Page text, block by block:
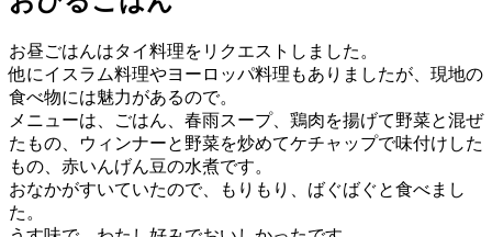
お昼ごはんはタイ料理をリクエストしました。
他にイスラム料理やヨーロッパ料理もありましたが、現地の
食べ物には魅力があるので。
メニューは、ごはん、春雨スープ、鶏肉を揚げて野菜と混ぜ
たもの、ウィンナーと野菜を炒めてケチャップで味付けした
もの、赤いんげん豆の水煮です。
おなかがすいていたので、もりもり、ばぐばぐと食べまし
た。